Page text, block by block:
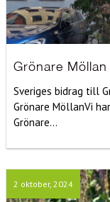
Grönare
Sveriges bidrag till
Grönare MöllanVi
Grönare...
2 oktober, 2024